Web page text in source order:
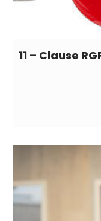
11 – Clause